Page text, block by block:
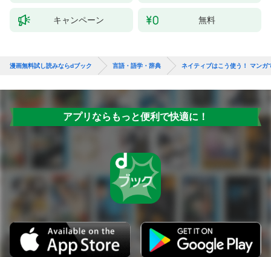
キャンペーン 無料
漫画無料試し読みならdブック 言語・語学・辞典 ネイティブはこう使う！ マンガ
アプリならもっと便利で快適に！